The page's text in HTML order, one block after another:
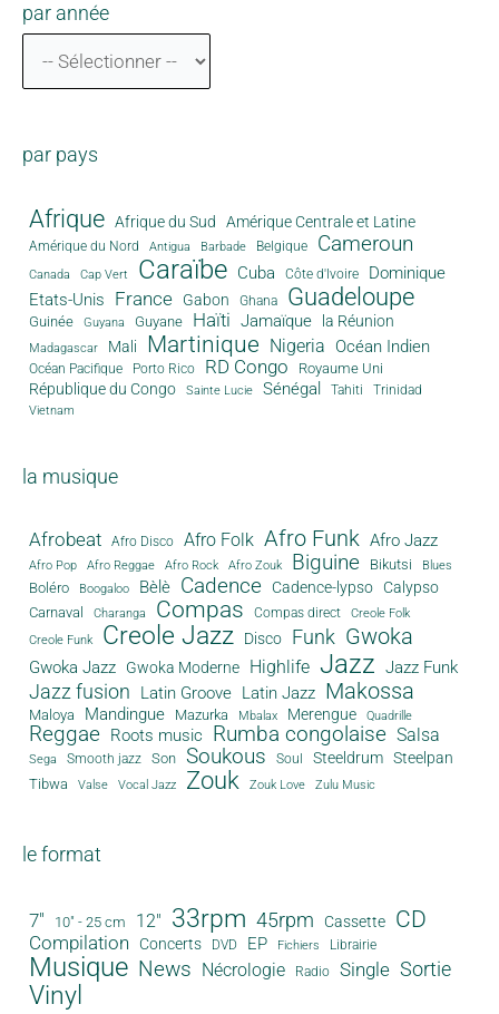
par année
par pays
Afrique Afrique du Sud Amérique Centrale et Latine
Amérique du Nord Antigua Barbade Belgique Cameroun
Canada Cap Vert Caraïbe Cuba Côte d'Ivoire
Dominique
Etats-Unis
France Gabon Ghana Guadeloupe
Guinée Guyana Guyane Haïti Jamaïque la Réunion
Madagascar Mali Martinique Nigeria Océan Indien
Océan Pacifique Porto Rico RD Congo Royaume Uni
République du Congo Sainte Lucie Sénégal Tahiti Trinidad
Vietnam
la musique
Afrobeat Afro Disco Afro Folk Afro Funk Afro Jazz
Afro Pop Afro Reggae Afro Rock Afro Zouk Biguine Bikutsi Blues
Boléro Boogaloo Bèlè Cadence Cadence-lypso Calypso
Carnaval Charanga Compas Compas direct
Creole Folk
Creole Funk
Creole Jazz Disco Funk Gwoka
Gwoka Jazz Gwoka Moderne Highlife Jazz Jazz Funk
Jazz fusion Latin Groove Latin Jazz Makossa
Maloya Mandingue Mazurka Mbalax Merengue Quadrille
Reggae Roots music Rumba congolaise Salsa
Sega Smooth jazz Son Soukous Soul Steeldrum Steelpan
Tibwa Valse Vocal Jazz Zouk Zouk Love Zulu Music
le format
7" 10" - 25 cm 12" 33rpm 45rpm Cassette CD
Compilation Concerts DVD EP Fichiers Librairie
Musique News Nécrologie Radio Single Sortie
Vinyl